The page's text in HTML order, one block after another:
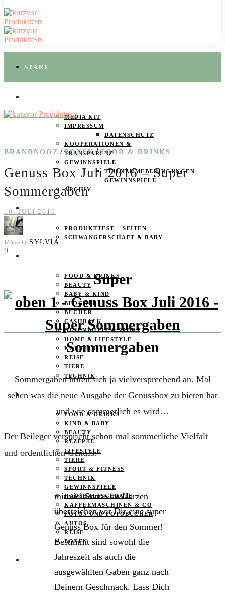
START
MEDIA KIT
IMPRESSUM
DATENSCHUTZ
KOOPERATIONEN &
TRANSPARENZ
GEWINNSPIELE
TEILNAHMEBEDINGUNGEN
GEWINNSPIELE
ARCHIV
SPAREN
PRODUKTTEST – SEITEN
SCHWANGERSCHAFT & BABY
FOOD & DRINKS
BEAUTY
BABY & KIND
BLOGGER
BÜCHER
CASHBACK
GESUNDHEIT & SPORT
HOME & LIFESTYLE
KAUTION
REISE
TIERE
TECHNIK
KATEGORIEN
FOOD & DRINKS
KIND & BABY
BEAUTY
REZEPTE
LIFESTYLE
TIERE
SPORT & FITNESS
TECHNIK
GEWINNSPIELE
HAUSHALTSGERÄTE
KAFFEEMASCHINEN & CO
FOTOS UND FOTOBÜCHER
AUTOS
REISE
BOXEN
KIND & KEGEL
BRANDNOOZ / BOXEN / FOOD & DRINKS
Genuss Box Juli 2016 – Super
Sommergaben
10. JULI 2016
Written by SYLVIA
9
Super
Sommergaben
Sommergaben hören sich ja vielversprechend an. Mal
sehen was die neue Ausgabe der Genussbox zu bieten hat
und wie sommerlich es wird…
Der Beileger verspricht schon mal sommerliche Vielfalt
und ordentlichen Genuss:
mit viel Sonne im Herzen
überreichen wir Dir eine super
Genuss Box für den Sommer!
Bestimmt sind sowohl die
Jahreszeit als auch die
ausgewählten Gaben ganz nach
Deinem Geschmack. Lass Dich